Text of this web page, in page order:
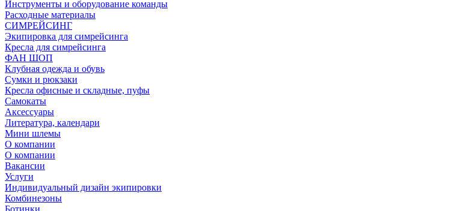
Инструменты и оборудование команды
Расходные материалы
СИМРЕЙСИНГ
Экипировка для симрейсинга
Кресла для симрейсинга
ФАН ШОП
Клубная одежда и обувь
Сумки и рюкзаки
Кресла офисные и складные, пуфы
Самокаты
Аксессуары
Литература, календари
Мини шлемы
О компании
О компании
Вакансии
Услуги
Индивидуальный дизайн экипировки
Комбинезоны
Ботинки